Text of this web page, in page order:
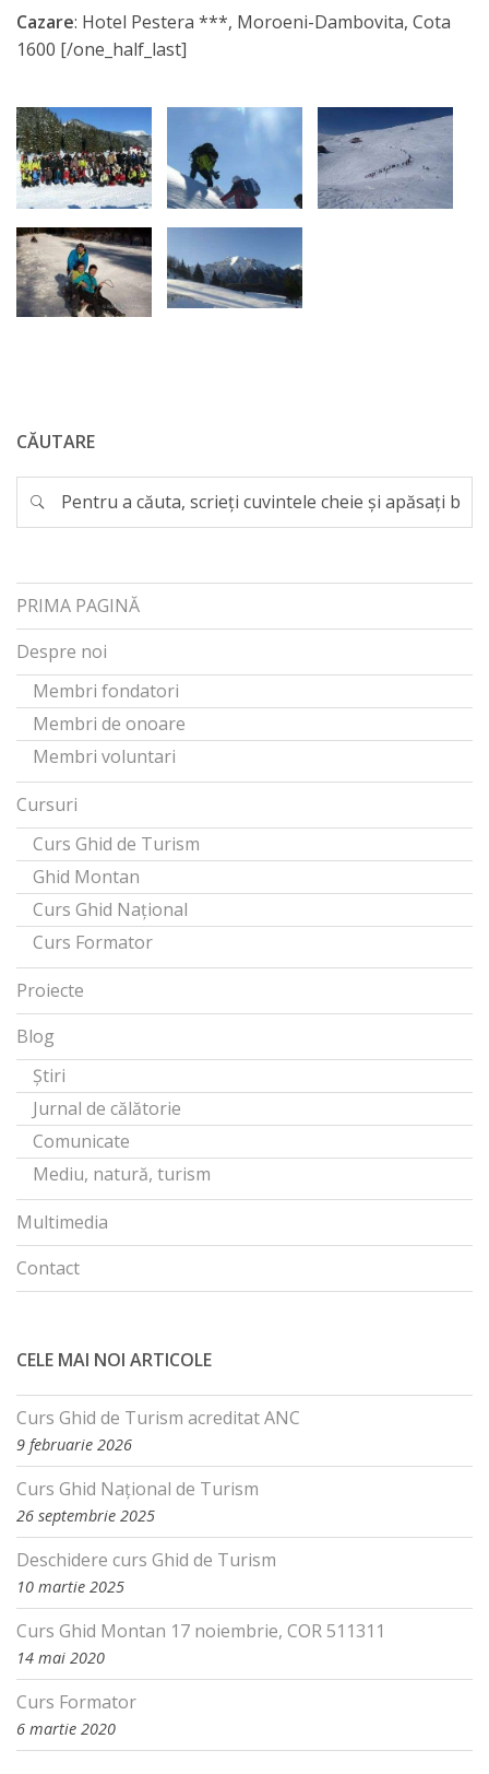
Cazare: Hotel Pestera ***, Moroeni-Dambovita, Cota
1600 [/one_half_last]
CĂUTARE
PRIMA PAGINĂ
Despre noi
Membri fondatori
Membri de onoare
Membri voluntari
Cursuri
Curs Ghid de Turism
Ghid Montan
Curs Ghid Național
Curs Formator
Proiecte
Blog
Știri
Jurnal de călătorie
Comunicate
Mediu, natură, turism
Multimedia
Contact
CELE MAI NOI ARTICOLE
Curs Ghid de Turism acreditat ANC
9 februarie 2026
Curs Ghid Național de Turism
26 septembrie 2025
Deschidere curs Ghid de Turism
10 martie 2025
Curs Ghid Montan 17 noiembrie, COR 511311
14 mai 2020
Curs Formator
6 martie 2020